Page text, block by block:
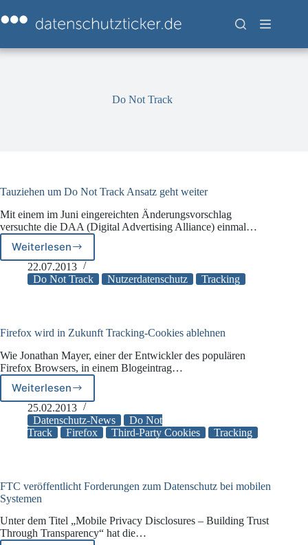
Inhalt
springen
Do Not Track
Tauziehen um Do Not Track Ansatz geht weiter
Mit einem im Juni eingereichten Änderungsvorschlag
versuchte die DAA (Digital Advertising Alliance) einmal…
Weiterlesen
Tauziehen
um
Do
geht
22.07.2013
Do Not Track
Nutzerdatenschutz Tracking
Firefox wird in Zukunft Tracking-Cookies ablehnen
Wie Jonathan Mayer, einer der Entwickler des populären
Firefox Browsers, in einem Blogeintrag…
Weiterlesen
Firefox
wird
in
Zukunft
25.02.2013
Datenschutz-News
Do Not
Track
Firefox Third-Party Cookies Tracking
FTC veröffentlicht Forderungen zum Datenschutz bei mobilen
Systemen
Unter dem Titel „Mobile Privacy Disclosures – Building Trust
Through Transparency“ hat die…